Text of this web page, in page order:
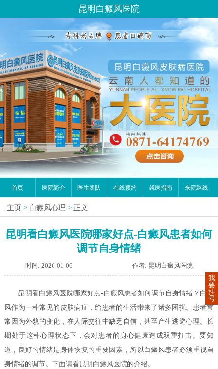
昆明白癜风医院
首页 医院简介 医生团队 在线预约 就医指南 来院路线
主页 > 白癜风心理 > 正文
昆明看白癜风医院哪家好点-白癜风患者如何
调节自身情绪
时间: 2026-01-06 作者: 昆明白癜风医院
昆明看白癜风 医院哪家好点-白癜风患者如何调节自身情绪？白癜
风作为一种常见的皮肤病症，给患者的生活带来了诸多困扰。患者常
常因为外貌的变化，在人际交往中缺乏自信，甚至产生逃避心理。长
期处于这种心理状态下，会对患者的身心健康造成双重打击。要知
道，良好的情绪是身体恢复的重要因素，所以白癜风患者必须重视自
身情绪的调节。下面请看昆明白癜风医院的介绍。
我
要
挂
号